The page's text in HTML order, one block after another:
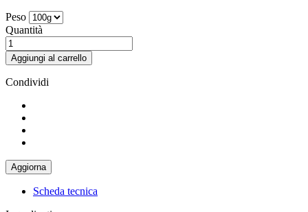
Peso
Quantità
Aggiungi al carrello
Condividi
Scheda tecnica